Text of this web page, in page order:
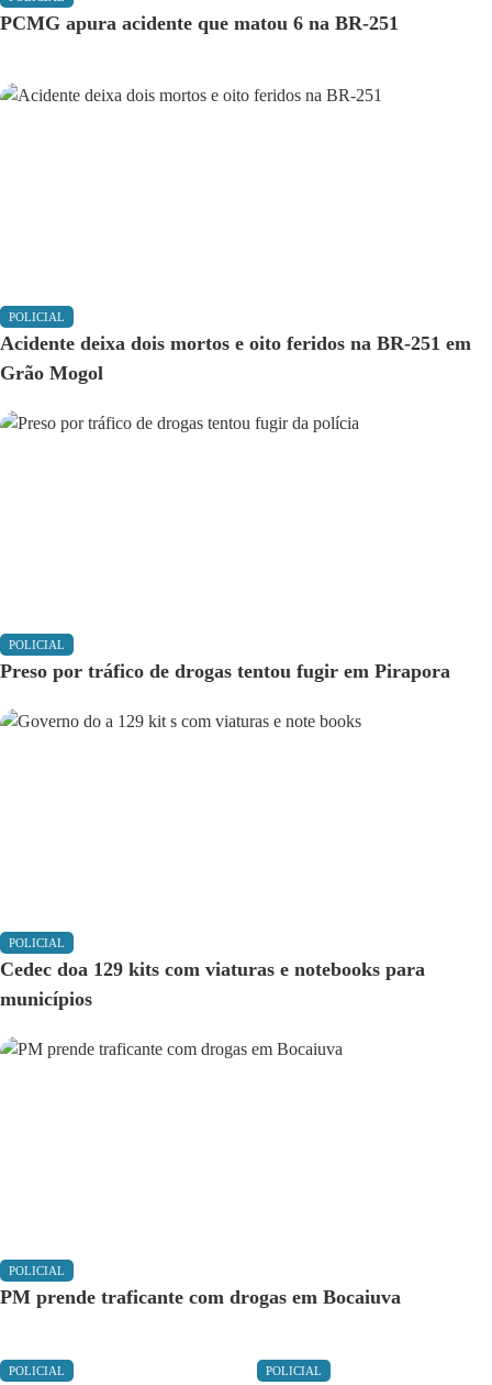
PCMG apura acidente que matou 6 na BR-251
POLICIAL
Acidente deixa dois mortos e oito feridos na BR-251 em
Grão Mogol
POLICIAL
Preso por tráfico de drogas tentou fugir em Pirapora
POLICIAL
Cedec doa 129 kits com viaturas e notebooks para
municípios
POLICIAL
PM prende traficante com drogas em Bocaiuva
POLICIAL POLICIAL